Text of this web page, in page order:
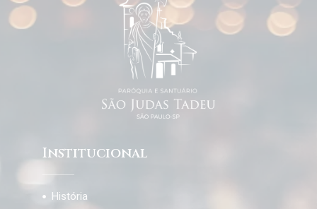
Institucional
História